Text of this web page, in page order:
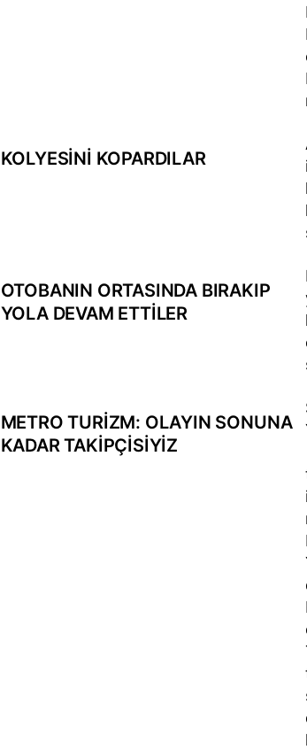
KOLYESİNİ KOPARDILAR
OTOBANIN ORTASINDA BIRAKIP
YOLA DEVAM ETTİLER
METRO TURİZM: OLAYIN SONUNA
KADAR TAKİPÇİSİYİZ